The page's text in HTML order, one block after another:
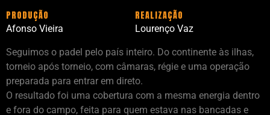
PRODUÇÃO
Afonso Vieira
REALIZAÇÃO
Lourenço Vaz
Seguimos o padel pelo país inteiro. Do continente às ilhas,
torneio após torneio, com câmaras, régie e uma operação
preparada para entrar em direto.
O resultado foi uma cobertura com a mesma energia dentro
e fora do campo, feita para quem estava nas bancadas e